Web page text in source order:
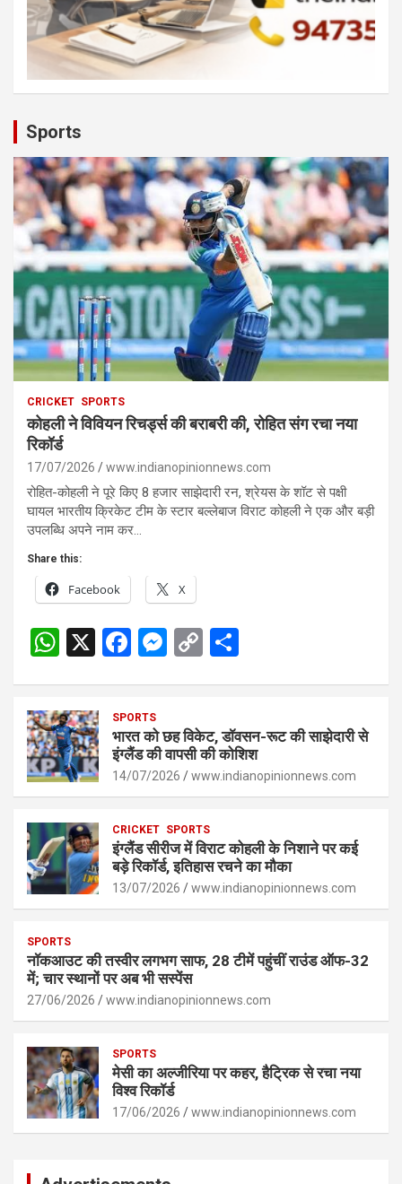
Sports
CRICKET SPORTS
कोहली ने विवियन रिचर्ड्स की बराबरी की, रोहित संग रचा नया
रिकॉर्ड
17/07/2026 www.indianopinionnews.com
रोहित-कोहली ने पूरे किए 8 हजार साझेदारी रन, श्रेयस के शॉट से पक्षी
घायल भारतीय क्रिकेट टीम के स्टार बल्लेबाज विराट कोहली ने एक और बड़ी
उपलब्धि अपने नाम कर…
Share this:
Facebook X
W
s
A
p
p
X
F
b
o
o
M
n
g
er
C
Li
n
k
e
SPORTS
भारत को छह विकेट, डॉवसन-रूट की साझेदारी से
इंग्लैंड की वापसी की कोशिश
14/07/2026 www.indianopinionnews.com
CRICKET SPORTS
इंग्लैंड सीरीज में विराट कोहली के निशाने पर कई
बड़े रिकॉर्ड, इतिहास रचने का मौका
13/07/2026 www.indianopinionnews.com
SPORTS
नॉकआउट की तस्वीर लगभग साफ, 28 टीमें पहुंचीं राउंड ऑफ-32
में; चार स्थानों पर अब भी सस्पेंस
27/06/2026 www.indianopinionnews.com
SPORTS
मेसी का अल्जीरिया पर कहर, हैट्रिक से रचा नया
विश्व रिकॉर्ड
17/06/2026 www.indianopinionnews.com